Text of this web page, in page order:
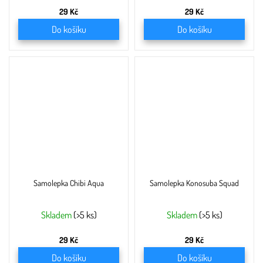
29 Kč
Do košíku
29 Kč
Do košíku
Samolepka Chibi Aqua
Skladem (>5 ks)
29 Kč
Do košíku
Samolepka Konosuba Squad
Skladem (>5 ks)
29 Kč
Do košíku